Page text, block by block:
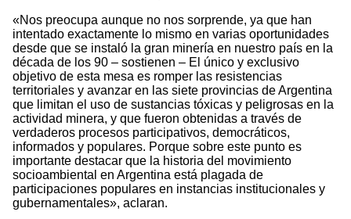
«Nos preocupa aunque no nos sorprende, ya que han
intentado exactamente lo mismo en varias oportunidades
desde que se instaló la gran minería en nuestro país en la
década de los 90 – sostienen – El único y exclusivo
objetivo de esta mesa es romper las resistencias
territoriales y avanzar en las siete provincias de Argentina
que limitan el uso de sustancias tóxicas y peligrosas en la
actividad minera, y que fueron obtenidas a través de
verdaderos procesos participativos, democráticos,
informados y populares. Porque sobre este punto es
importante destacar que la historia del movimiento
socioambiental en Argentina está plagada de
participaciones populares en instancias institucionales y
gubernamentales», aclaran.